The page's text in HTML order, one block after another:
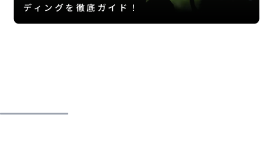
ディングを徹底ガイド！